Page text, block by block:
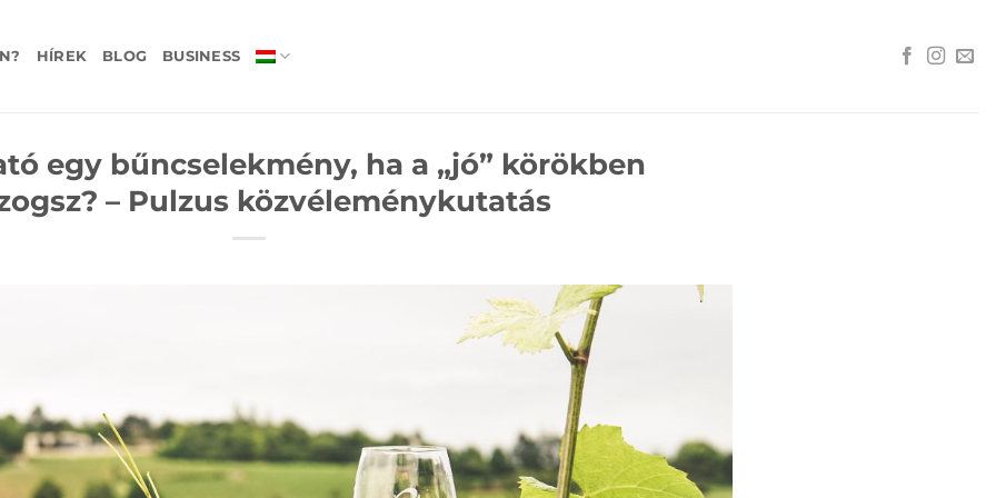
HÍREK BLOG BUSINESS
egy bűncselekmény, ha a „jó” körökben
– Pulzus közvéleménykutatás